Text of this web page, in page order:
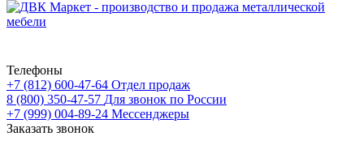
Телефоны
+7 (812) 600-47-64 Отдел продаж
8 (800) 350-47-57 Для звонок по России
+7 (999) 004-89-24 Мессенджеры
Заказать звонок